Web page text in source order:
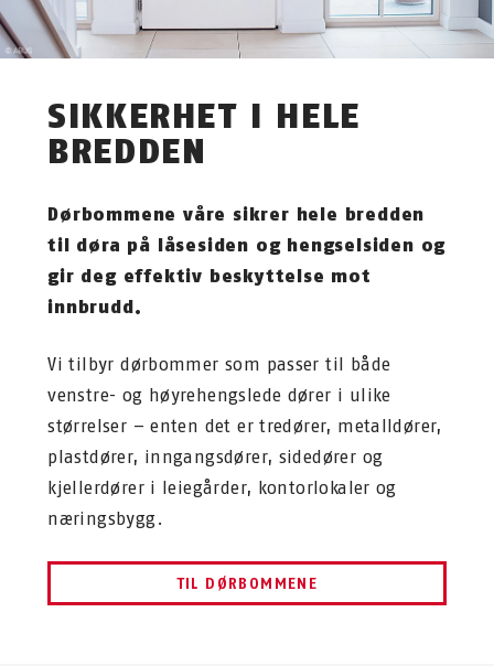
SIKKERHET I HELE
BREDDEN
Dørbommene våre sikrer hele bredden
til døra på låsesiden og hengselsiden og
gir deg effektiv beskyttelse mot
innbrudd.
Vi tilbyr dørbommer som passer til både
venstre- og høyrehengslede dører i ulike
størrelser – enten det er tredører, metalldører,
plastdører, inngangsdører, sidedører og
kjellerdører i leiegårder, kontorlokaler og
næringsbygg.
TIL DØRBOMMENE